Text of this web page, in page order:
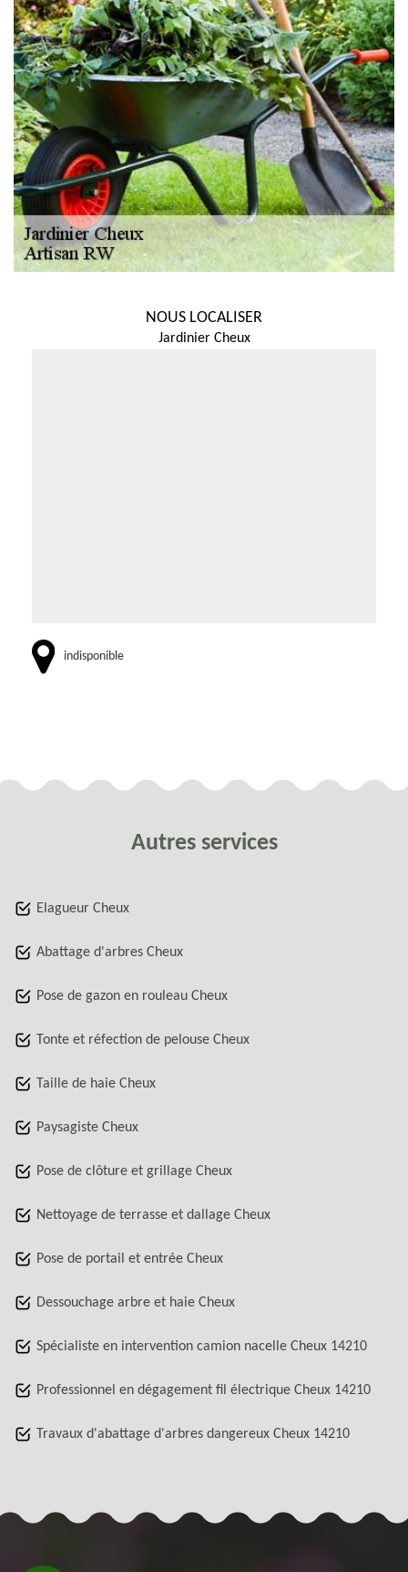
NOUS LOCALISER
Jardinier Cheux
indisponible
Autres services
Elagueur Cheux
Abattage d'arbres Cheux
Pose de gazon en rouleau Cheux
Tonte et réfection de pelouse Cheux
Taille de haie Cheux
Paysagiste Cheux
Pose de clôture et grillage Cheux
Nettoyage de terrasse et dallage Cheux
Pose de portail et entrée Cheux
Dessouchage arbre et haie Cheux
Spécialiste en intervention camion nacelle Cheux 14210
Professionnel en dégagement fil électrique Cheux 14210
Travaux d'abattage d'arbres dangereux Cheux 14210